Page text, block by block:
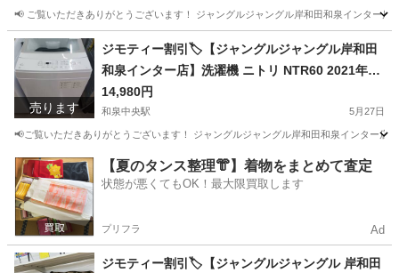
📢 ご覧いただきありがとうございます！ ジャングルジャングル岸和田和泉インター
大阪 和泉市 生活家電 ジャングル
売ります
ジモティー割引🏷️【ジャングルジャングル岸和田
和泉インター店】洗濯機 ニトリ NTR60 2021年製
6.0Kg 家電 和泉市 堺市 岸和田市 泉大津市 高石市
泉北郡忠岡町
14,980円
和泉中央駅 5月27日
📢ご覧いただきありがとうございます！ ジャングルジャングル岸和田和泉インター
大阪 和泉市 和泉中央駅 生活家電 ジャングル
【夏のタンス整理👘】着物をまとめて査定
状態が悪くてもOK！最大限買取します
プリフラ Ad
ジモティー割引🏷️【ジャングルジャングル 岸和田